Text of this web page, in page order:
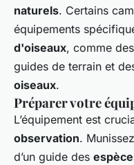
naturels. Certains
équipements
d'oiseaux, comme
guides de terrain et
oiseaux.
Préparer votre
L’équipement est
observation.
d’un guide des